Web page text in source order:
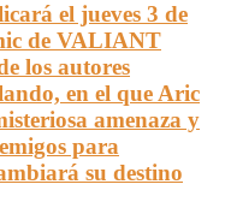
el jueves 3 de
de VALIANT
los autores
en el que Aric
amenaza y
para
su destino